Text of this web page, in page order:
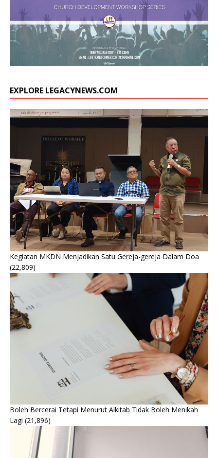
EXPLORE LEGACYNEWS.COM
Kegiatan MKDN Menjadikan Satu Gereja-gereja Dalam Doa
(22,809)
Boleh Bercerai Tetapi Menurut Alkitab Tidak Boleh Menikah
Lagi (21,896)